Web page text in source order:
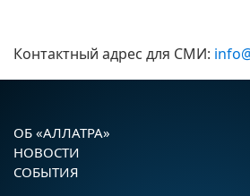
Контактный адрес для СМИ:
ОБ «АЛЛАТРА»
НОВОСТИ
СОБЫТИЯ